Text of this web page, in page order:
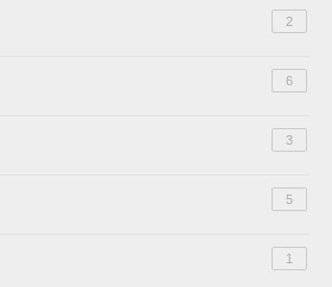
2
6
3
5
1